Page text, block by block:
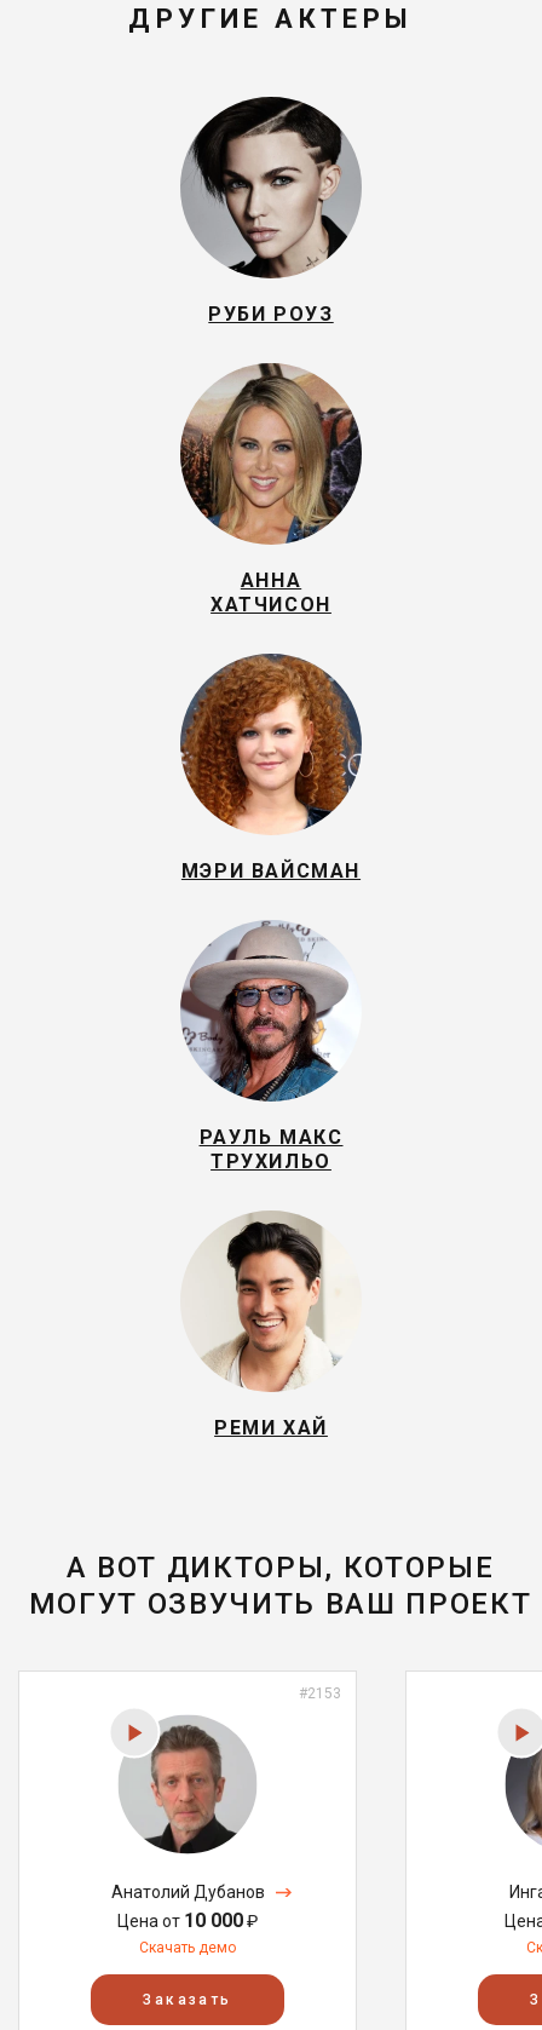
ДРУГИЕ АКТЕРЫ
РУБИ РОУЗ
АННА
ХАТЧИСОН
МЭРИ ВАЙСМАН
РАУЛЬ МАКС
ТРУХИЛЬО
РЕМИ ХАЙ
А ВОТ ДИКТОРЫ, КОТОРЫЕ
МОГУТ ОЗВУЧИТЬ ВАШ ПРОЕКТ
#2153
Анатолий Дубанов
Цена от 10 000₽
Скачать демо
Заказать